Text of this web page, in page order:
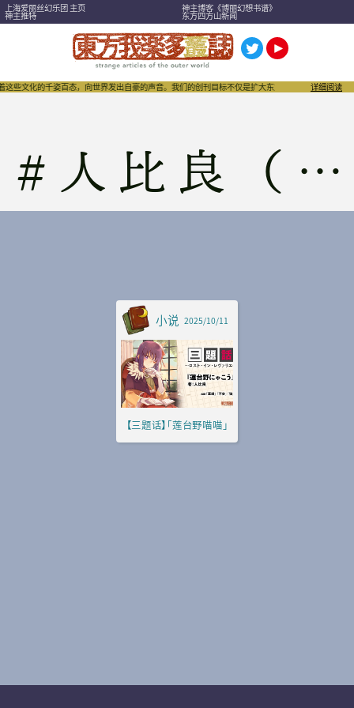
上海爱丽丝幻乐团 主页 神主博客《博丽幻想书谱》
神主推特 东方四方山新闻
文化的千姿百态，向世界发出自豪的声音。我们的创刊目标不仅是扩大东方Project，也希望
详细阅读
# 人比良（中文）
小说 2025/10/11
【三题话】「莲台野喵喵」